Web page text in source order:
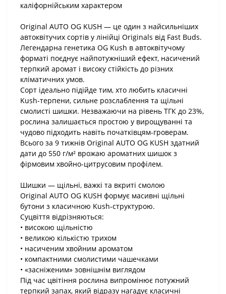
каліфорнійським характером
Original AUTO OG KUSH — це один з найсильніших
автоквітучих сортів у лінійці Originals від Fast Buds.
Легендарна генетика OG Kush в автоквітучому
форматі поєднує найпотужніший ефект, насичений
терпкий аромат і високу стійкість до різних
кліматичних умов.
Сорт ідеально підійде тим, хто любить класичні
Kush-терпени, сильне розслаблення та щільні
смолисті шишки. Незважаючи на рівень ТГК до 23%,
рослина залишається простою у вирощуванні та
чудово підходить навіть початківцям-гроверам.
Всього за 9 тижнів Original AUTO OG KUSH здатний
дати до 550 г/м² врожаю ароматних шишок з
фірмовим хвойно-цитрусовим профілем.
Шишки — щільні, важкі та вкриті смолою
Original AUTO OG KUSH формує масивні щільні
бутони з класичною Kush-структурою.
Суцвіття відрізняються:
• високою щільністю
• великою кількістю трихом
• насиченим хвойним ароматом
• компактними смолистими чашечками
• «засніженим» зовнішнім виглядом
Під час цвітіння рослина випромінює потужний
терпкий запах, який відразу нагадує класичні